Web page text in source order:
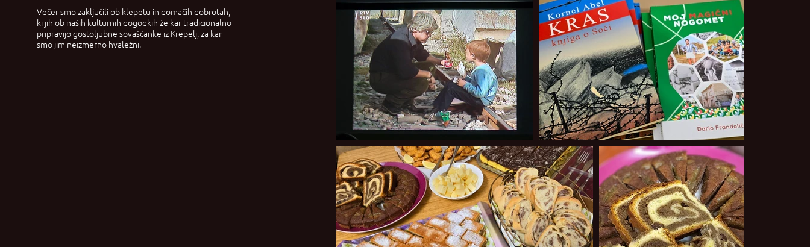
Večer smo zaključili ob klepetu in domačih dobrotah,
ki jih ob naših kulturnih dogodkih že kar tradicionalno
pripravijo gostoljubne sovaščanke iz Krepelj, za kar
smo jim neizmerno hvaležni.​